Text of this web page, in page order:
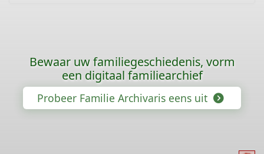
Bewaar uw familiegeschiedenis, vorm
een digitaal familiearchief
Probeer Familie Archivaris eens uit